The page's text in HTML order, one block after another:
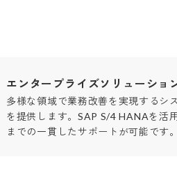
エンタープライズソリューショ
多様な領域で業務改善を実現するシ
を提供します。SAP S/4 HANAを活
までの一貫したサポートが可能です。